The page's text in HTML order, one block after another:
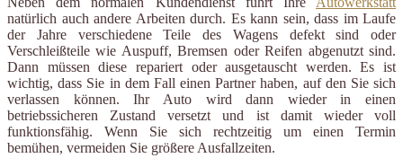
natürlich auch andere Arbeiten durch. Es kann sein, dass im Laufe
der Jahre verschiedene Teile des Wagens defekt sind oder
Verschleißteile wie Auspuff, Bremsen oder Reifen abgenutzt sind.
Dann müssen diese repariert oder ausgetauscht werden. Es ist
wichtig, dass Sie in dem Fall einen Partner haben, auf den Sie sich
verlassen können. Ihr Auto wird dann wieder in einen
betriebssicheren Zustand versetzt und ist damit wieder voll
funktionsfähig. Wenn Sie sich rechtzeitig um einen Termin
bemühen, vermeiden Sie größere Ausfallzeiten.